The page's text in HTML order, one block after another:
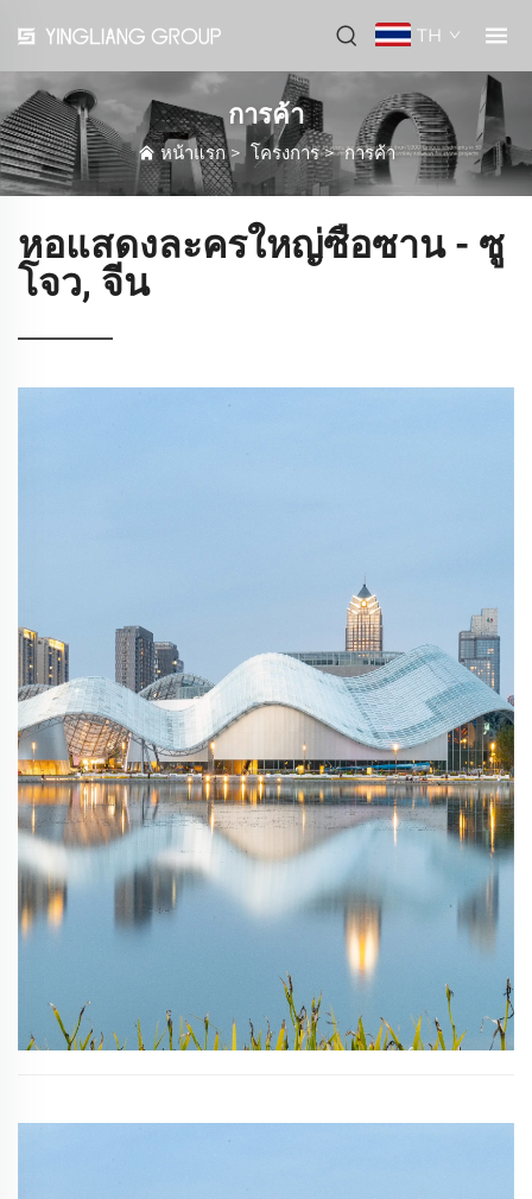
TH
การค้า
หน้าแรก> โครงการ>การค้า
หอแสดงละครใหญ่ซือซาน - ซู
โจว, จีน